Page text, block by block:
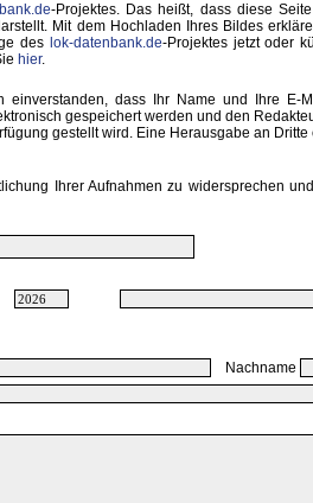
-Projektes. Das heißt, dass diese
Mit dem Hochladen Ihres Bildes
des lok-datenbank.de-Projektes jetzt oder
hier.
einverstanden, dass Ihr Name und Ihre E-
gespeichert werden und den
gestellt wird. Eine Herausgabe an Dritte
Ihrer Aufnahmen zu widersprechen
Nachname